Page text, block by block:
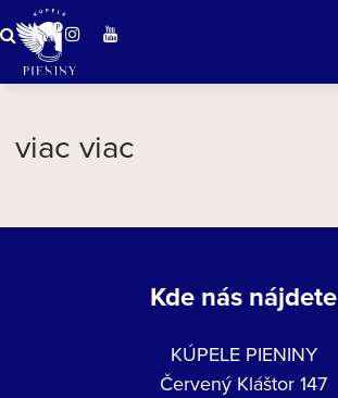
viac viac
Kde nás nájdete
KÚPELE PIENINY
Červený Kláštor 147